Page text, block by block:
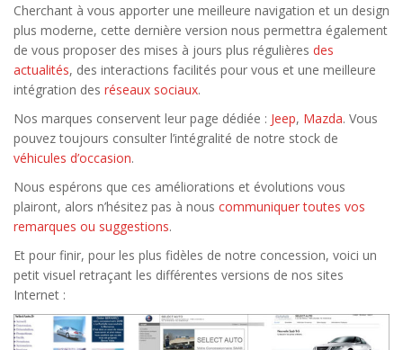
Cherchant à vous apporter une meilleure navigation et un design
plus moderne, cette dernière version nous permettra également
de vous proposer des mises à jours plus régulières des
actualités, des interactions facilités pour vous et une meilleure
intégration des réseaux sociaux.
Nos marques conservent leur page dédiée : Jeep, Mazda. Vous
pouvez toujours consulter l’intégralité de notre stock de
véhicules d’occasion.
Nous espérons que ces améliorations et évolutions vous
plairont, alors n’hésitez pas à nous communiquer toutes vos
remarques ou suggestions.
Et pour finir, pour les plus fidèles de notre concession, voici un
petit visuel retraçant les différentes versions de nos sites
Internet :